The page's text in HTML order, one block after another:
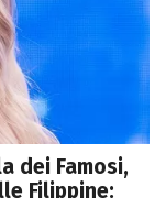
dei Famosi,
Filippine: